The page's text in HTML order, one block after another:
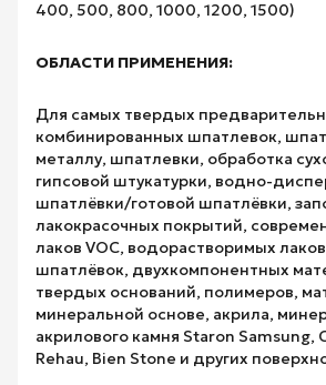
400, 500, 800, 1000, 1200, 1500)
ОБЛАСТИ ПРИМЕНЕНИЯ:
Для самых твердых
комбинированных шпатлевок,
металлу, шпатлевки, обработка
гипсовой штукатурки, водно-
шпатлёвки/готовой шпатлёвки,
лакокрасочных покрытий,
лаков VOC, водорастворимых
шпатлёвок, двухкомпонентных
твердых оснований, полимеров,
минеральной основе, акрила,
акрилового камня Staron Samsung,
Rehau, Bien Stone и других